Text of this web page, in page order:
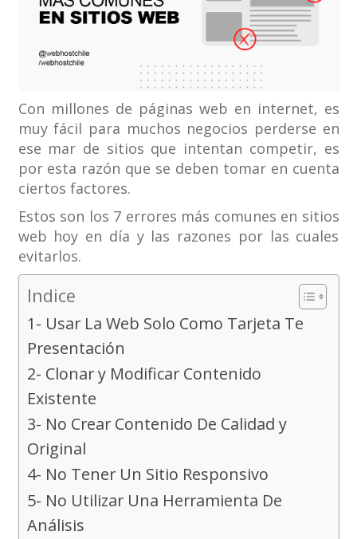
Con millones de páginas web en internet, es
muy fácil para muchos negocios perderse en
ese mar de sitios que intentan competir, es
por esta razón que se deben tomar en cuenta
ciertos factores.
Estos son los 7 errores más comunes en sitios
web hoy en día y las razones por las cuales
evitarlos.
Indice
1- Usar La Web Solo Como Tarjeta Te
Presentación
2- Clonar y Modificar Contenido
Existente
3- No Crear Contenido De Calidad y
Original
4- No Tener Un Sitio Responsivo
5- No Utilizar Una Herramienta De
Análisis